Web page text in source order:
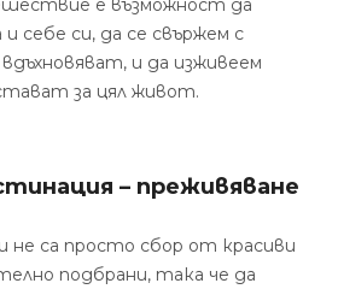
е възможност да
себе си, да се свържем с
и да изживеем
за цял живот.
– преживяване
са просто сбор от красиви
подбрани, така че да